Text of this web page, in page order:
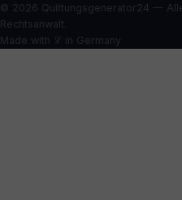
© 2026 Quittungsgenerator24 —
Rechtsanwalt.
Made with ℒ in Germany